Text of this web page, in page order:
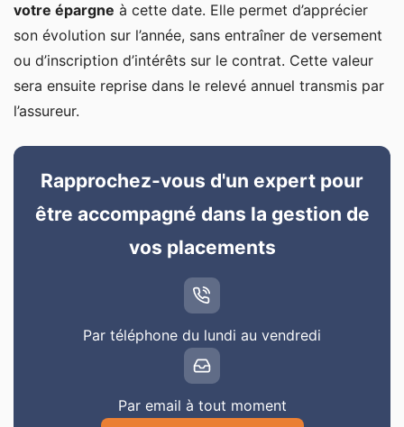
votre épargne à cette date. Elle permet d’apprécier
son évolution sur l’année, sans entraîner de versement
ou d’inscription d’intérêts sur le contrat. Cette valeur
sera ensuite reprise dans le relevé annuel transmis par
l’assureur.
Rapprochez-vous d'un expert pour
être accompagné dans la gestion de
vos placements
Par téléphone du lundi au vendredi
Par email à tout moment